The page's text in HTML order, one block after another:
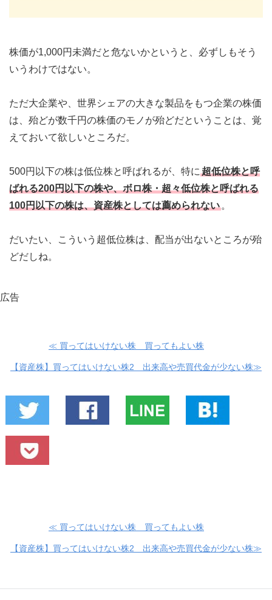
株価が1,000円未満だと危ないかというと、必ずしもそう
いうわけではない。
ただ大企業や、世界シェアの大きな製品をもつ企業の株価
は、殆どが数千円の株価のモノが殆どだということは、覚
えておいて欲しいところだ。
500円以下の株は低位株と呼ばれるが、特に 超低位株と呼
ばれる200円以下の株や、ボロ株・超々低位株と呼ばれる
100円以下の株は、資産株としては薦められない 。
だいたい、こういう超低位株は、配当が出ないところが殆
どだしね。
広告
≪ 買ってはいけない株 買ってもよい株
【資産株】買ってはいけない株2 出来高や売買代金が少ない株≫
≪ 買ってはいけない株 買ってもよい株
【資産株】買ってはいけない株2 出来高や売買代金が少ない株≫